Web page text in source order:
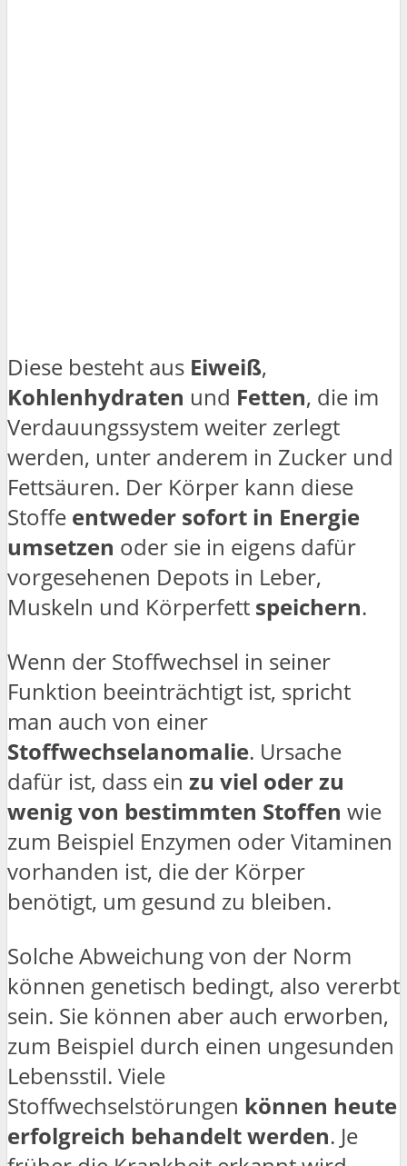
Diese besteht aus Eiweiß,
Kohlenhydraten und Fetten, die im
Verdauungssystem weiter zerlegt
werden, unter anderem in Zucker und
Fettsäuren. Der Körper kann diese
Stoffe entweder sofort in Energie
umsetzen oder sie in eigens dafür
vorgesehenen Depots in Leber,
Muskeln und Körperfett speichern.
Wenn der Stoffwechsel in seiner
Funktion beeinträchtigt ist, spricht
man auch von einer
Stoffwechselanomalie. Ursache
dafür ist, dass ein zu viel oder zu
wenig von bestimmten Stoffen wie
zum Beispiel Enzymen oder Vitaminen
vorhanden ist, die der Körper
benötigt, um gesund zu bleiben.
Solche Abweichung von der Norm
können genetisch bedingt, also vererbt
sein. Sie können aber auch erworben,
zum Beispiel durch einen ungesunden
Lebensstil. Viele
Stoffwechselstörungen können heute
erfolgreich behandelt werden. Je